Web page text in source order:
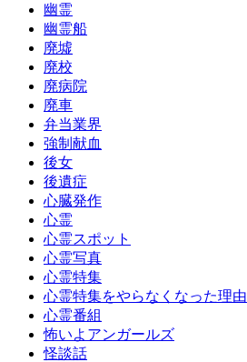
幽霊
幽霊船
廃墟
廃校
廃病院
廃車
弁当業界
強制献血
後女
後遺症
心臓発作
心霊
心霊スポット
心霊写真
心霊特集
心霊特集をやらなくなった理由
心霊番組
怖いよアンガールズ
怪談話